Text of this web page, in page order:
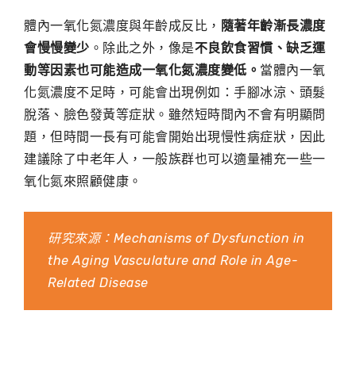
體內一氧化氮濃度與年齡成反比， 隨著年齡漸長濃度
會慢慢變少 。除此之外，像是不良飲食習慣、缺乏運
動等因素也可能造成一氧化氮濃度變低。 當體內一氧
化氮濃度不足時，可能會出現例如：手腳冰涼、頭髮
脫落、臉色發黃等症狀。雖然短時間內不會有明顯問
題，但時間一長有可能會開始出現慢性病症狀，因此
建議除了中老年人，一般族群也可以適量補充一些一
氧化氮來照顧健康。
研究來源： Mechanisms of Dysfunction in
the Aging Vasculature and Role in Age-
Related Disease